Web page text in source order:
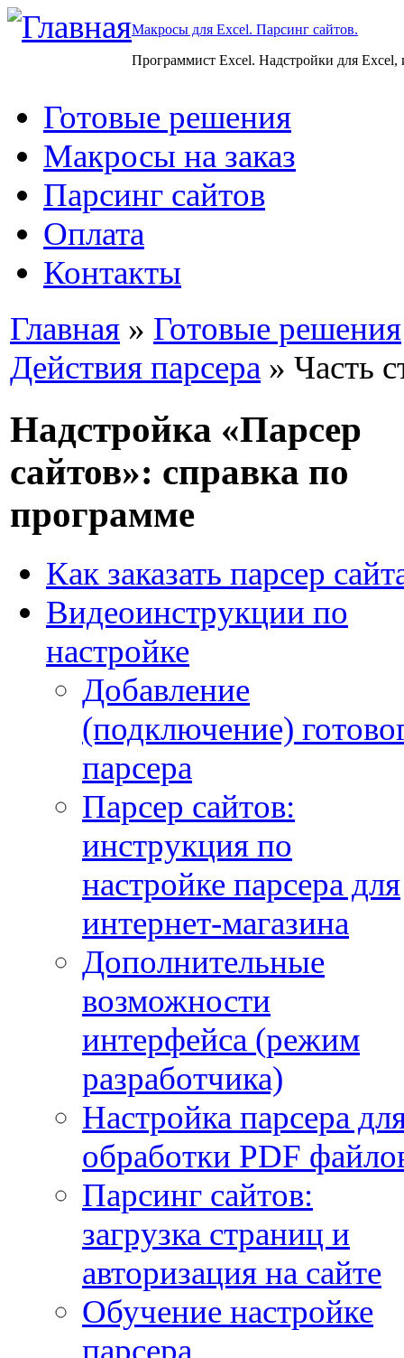
Макросы для Excel. Парсинг сайтов.
Программист Excel. Надстройки для Excel,
Готовые решения
Макросы на заказ
Парсинг сайтов
Оплата
Контакты
Главная » Готовые решения
Действия парсера » Часть
Надстройка «Парсер
сайтов»: справка по
программе
Как заказать парсер
Видеоинструкции по
настройке
Добавление
(подключение)
парсера
Парсер сайтов:
инструкция по
настройке парсера для
интернет-магазина
Дополнительные
возможности
интерфейса (режим
разработчика)
Настройка парсера
обработки PDF
Парсинг сайтов:
загрузка страниц и
авторизация на сайте
Обучение настройке
парсера